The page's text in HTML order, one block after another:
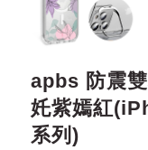
apbs 防震
奼紫嫣紅
系列)